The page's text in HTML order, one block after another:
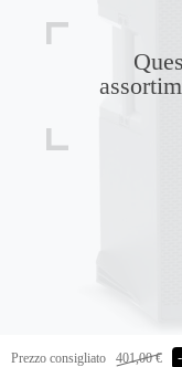
Prezzo consigliato 401,00 €